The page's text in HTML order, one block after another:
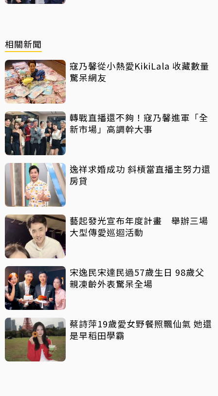
相關新聞
寇乃馨從小熱愛KikiLala 收藏數量
驚呆網友
轉戰直播還不夠！寇乃馨進軍「全
新市場」高調幹大事
逸祥求婚成功 斜槓當直播主努力還
房貸
藝起發光宣布年度計畫 舉辦三場
大型傳愛巡迴活動
宋逸民宋達民過57歲生日 98歲父
親凍齡外表驚呆全場
蔡詩萍19歲愛女野餐照飄仙氣 她還
是早稻田學霸